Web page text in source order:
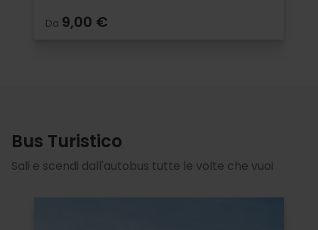
Da 9,00 €
Bus Turistico
Sali e scendi dall'autobus tutte le volte che vuoi